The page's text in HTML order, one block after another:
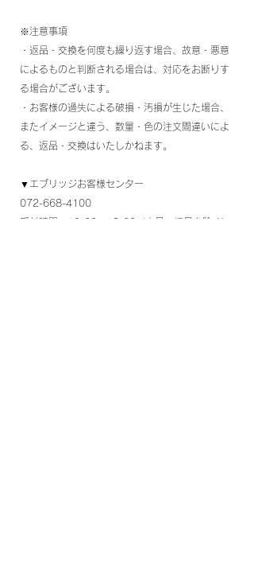
※注意事項
・返品・交換を何度も繰り返す場合、故意・悪意
によるものと判断される場合は、対応をお断りす
る場合がございます。
・お客様の過失による破損・汚損が生じた場合、
またイメージと違う、数量・色の注文間違いによ
る、返品・交換はいたしかねます。
▼エブリッジお客様センター
072-668-4100
受付時間：10:00～18:00（土日・祝日を除く）